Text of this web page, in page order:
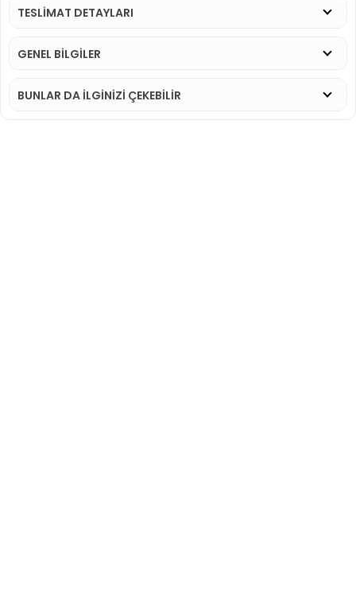
TESLİMAT DETAYLARI
GENEL BİLGİLER
BUNLAR DA İLGINIZI ÇEKEBILIR